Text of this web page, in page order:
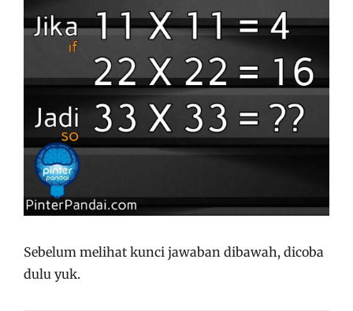
Sebelum melihat kunci jawaban dibawah, dicoba
dulu yuk.